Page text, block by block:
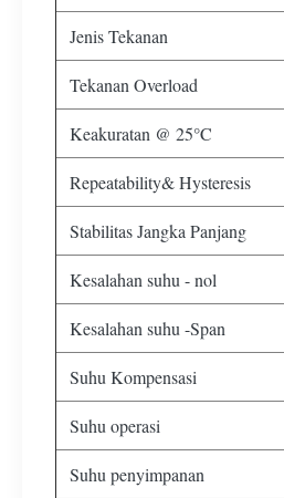
Jenis Tekanan
Tekanan Overload
Keakuratan @ 25°C
Repeatability& Hysteresis
Stabilitas Jangka Panjang
Kesalahan suhu - nol
Kesalahan suhu -Span
Suhu Kompensasi
Suhu operasi
Suhu penyimpanan